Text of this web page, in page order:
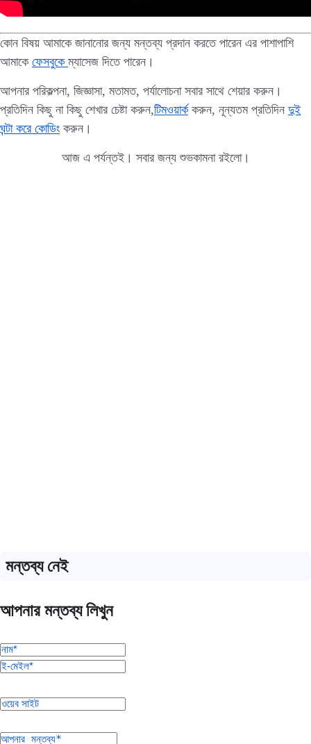
কোন বিষয় আমাকে জানানোর জন্য মন্তব্য প্রদান করতে পারেন এর পাশাপাশি
আমাকে ফেসবুকেম্যাসেজ দিতে পারেন।
আপনার পরিকল্পনা, জিজ্ঞাসা, মতামত, পর্যালোচনা সবার সাথে শেয়ার করুন।
প্রতিদিন কিছু না কিছু শেখার চেষ্টা করুন,টিমওয়ার্ককরুন, নূন্যতম প্রতিদিন দুই
ঘন্টা করে কোডিং করুন।
আজ এ পর্যন্তই। সবার জন্য শুভকামনা রইলো।
মন্তব্য নেই
আপনার মন্তব্য লিখুন